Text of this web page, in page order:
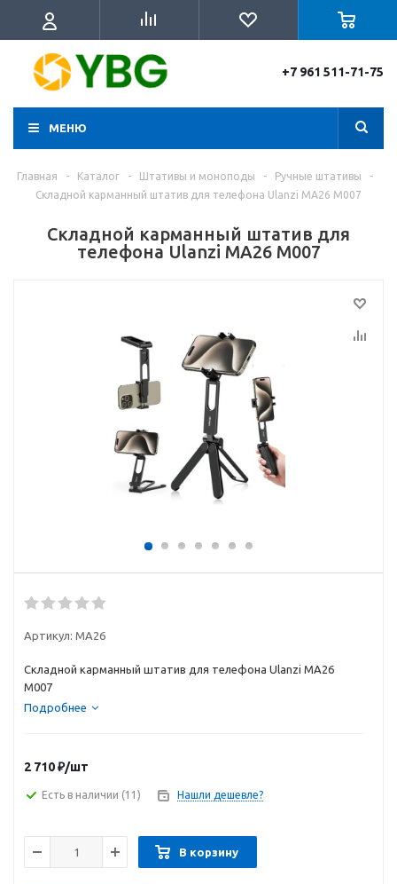
+7 961 511-71-75
МЕНЮ
Главная - Каталог - Штативы и моноподы - Ручные штативы
-
Складной карманный штатив для телефона Ulanzi MA26 M007
Складной карманный штатив для
телефона Ulanzi MA26 M007
Артикул: MA26
Складной карманный штатив для телефона Ulanzi MA26
M007
Подробнее
2 710₽/шт
Есть в наличии (11) Нашли дешевле?
В корзину